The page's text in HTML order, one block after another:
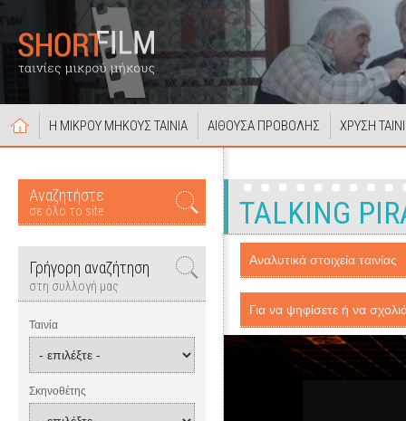
Η ΜΙΚΡΟΥ ΜΗΚΟΥΣ ΤΑΙΝΙΑ ΑΙΘΟΥΣΑ ΠΡΟΒΟΛΗΣ ΧΡΥΣΗ
Αναζητήστε
σε όλο το site
Γρήγορη αναζήτηση
στη συλλογή μας
Ταινία
Σκηνοθέτης
TALKING
Αναλυτικά στοιχεία ταινίας
Για να ψηφίσετε ή να